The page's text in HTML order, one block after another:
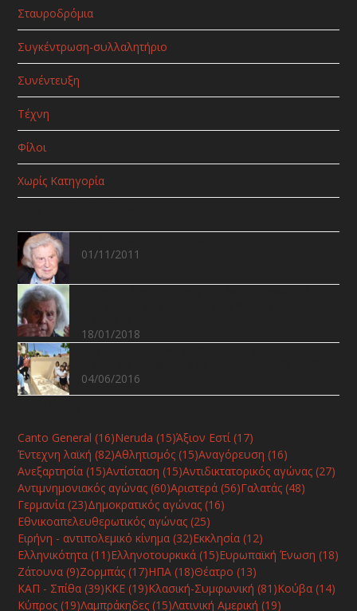
Σταυροδρόμια
Συγκέντρωση-συλλαλητήριο
Συνέντευξη
Τέχνη
Φίλοι
Χωρίς Κατηγορία
01/11/2011
18/01/2018
04/06/2016
Canto General (16)Neruda (15)Άξιον Εστί (17)
Έντεχνη λαϊκή (82)Αθλητισμός (15)Αναγόρευση (16)
Ανεξαρτησία (15)Αντίσταση (15)Αντιδικτατορικός αγώνας (27)
Αντιμνημονιακός αγώνας (60)Αριστερά (56)Γαλατάς (48)
Γερμανία (23)Δημοκρατικός αγώνας (16)
Εθνικοαπελευθερωτικός αγώνας (25)
Ειρήνη - αντιπολεμικό κίνημα (32)Εκκλησία (12)
Ελληνικότητα (11)Ελληνοτουρκικά (15)Ευρωπαϊκή Ένωση (18)
Ζάτουνα (9)Ζορμπάς (17)ΗΠΑ (18)Θέατρο (13)
ΚΑΠ - Σπίθα (39)ΚΚΕ (19)Κλασική-Συμφωνική (81)Κούβα (14)
Κύπρος (19)Λαμπράκηδες (15)Λατινική Αμερική (19)